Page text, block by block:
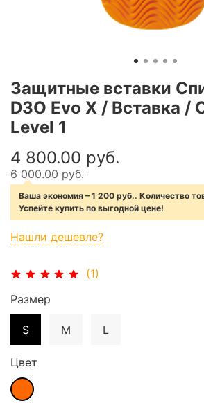
(1)
Защитные вставки
D3O Evo X / Вставка /
Level 1
4 800.00 руб.
6 000.00 руб.
Нашли дешевле?
Ваша экономия – 1 200 руб.. Количество
Успейте купить по выгодной цене!
Размер
S M L
Цвет